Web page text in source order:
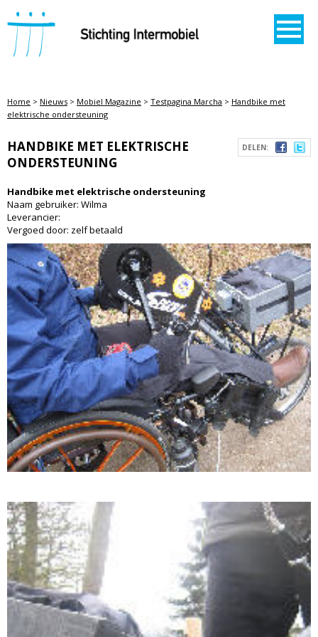
STICHTING INTERMOBIEL
Home > Nieuws > Mobiel Magazine > Testpagina Marcha > Handbike met
elektrische ondersteuning
DELEN:
HANDBIKE MET ELEKTRISCHE
ONDERSTEUNING
Handbike met elektrische ondersteuning
Naam gebruiker: Wilma
Leverancier:
Vergoed door: zelf betaald